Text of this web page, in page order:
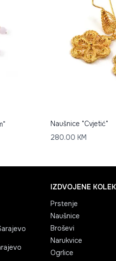
Naušnice "Cvjetić"
280.00 KM
IZDVOJENE
Prstenje
Naušnice
Broševi
Narukvice
Ogrlice